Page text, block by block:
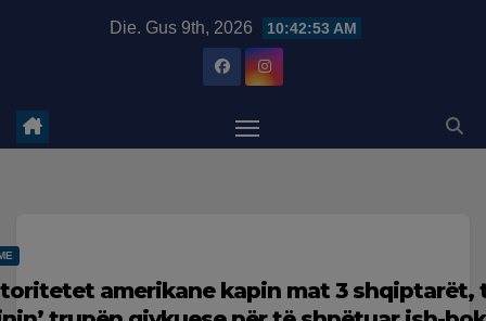
Die. Gus 9th, 2026 10:42:54 AM
amerikane kapin mat 3 shqiptarët,